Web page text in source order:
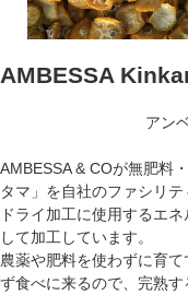
AMBESSA
アン
AMBESSA & COが無肥料
タマ」を自社のファシリテ
ドライ加工に使用するエ
して加工しています。
農薬や肥料を使わずに育
ず食べに来るので、完熟